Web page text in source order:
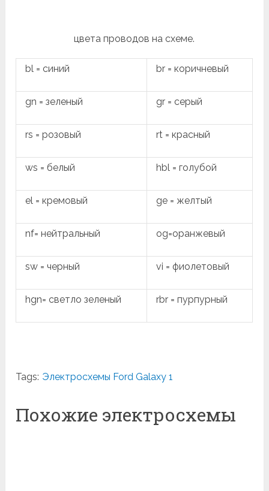
цвета проводов на схеме.
bl = синий br = коричневый
gn = зеленый gr = серый
rs = розовый rt = красный
ws = белый hbl = голубой
el = кремовый ge = желтый
nf= нейтральный og=оранжевый
sw = черный vi = фиолетовый
hgn= светло зеленый rbr = пурпурный
Tags: Электросхемы Ford Galaxy 1
Похожие электросхемы